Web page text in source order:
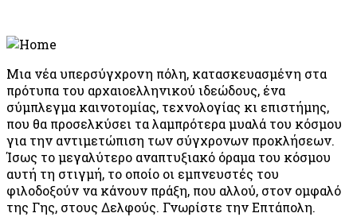
Μια νέα υπερσύγχρονη πόλη, κατασκευασμένη στα
πρότυπα του αρχαιοελληνικού ιδεώδους, ένα
σύμπλεγμα καινοτομίας, τεχνολογίας κι επιστήμης,
που θα προσελκύσει τα λαμπρότερα μυαλά του κόσμου
για την αντιμετώπιση των σύγχρονων προκλήσεων.
Ίσως το μεγαλύτερο αναπτυξιακό όραμα του κόσμου
αυτή τη στιγμή, το οποίο οι εμπνευστές του
φιλοδοξούν να κάνουν πράξη, που αλλού, στον ομφαλό
της Γης, στους Δελφούς. Γνωρίστε την Επτάπολη.